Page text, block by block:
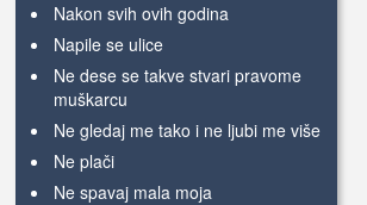
Nakon svih ovih godina
Napile se ulice
Ne dese se takve stvari pravome
muškarcu
Ne gledaj me tako i ne ljubi me više
Ne plači
Ne spavaj mala moja